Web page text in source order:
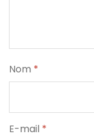
Nom *
E-mail *